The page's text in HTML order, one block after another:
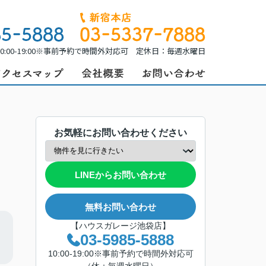
19:00※事前予約で時間外対応可 定休日：毎週水曜日
お気軽にお問い合わせください
LINEからお問い合わせ
無料お問い合わせ
【ハウスガレージ池袋店】
03-5985-5888
10:00-19:00※事前予約で時間外対応可